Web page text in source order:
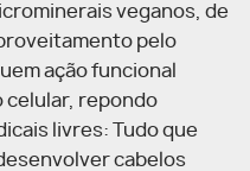
veganos, de
pelo
ação funcional
celular, repondo
livres: Tudo que
cabelos